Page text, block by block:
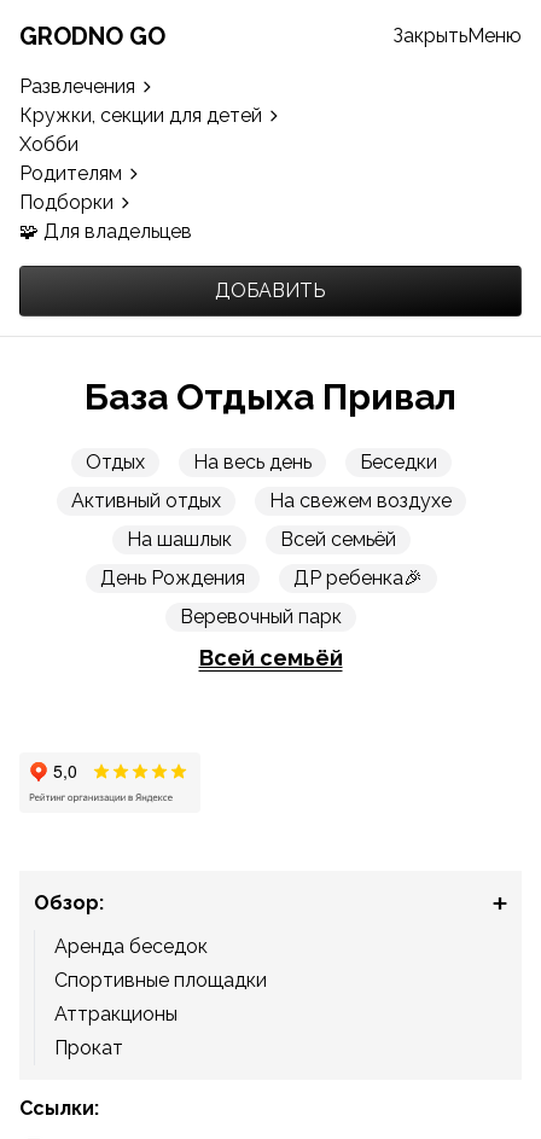
GRODNO GO
Развлечения
Кружки, секции для детей
Хобби
Родителям
Подборки
🧩 Для владельцев
ДОБАВИТЬ
ЗакрытьМеню
База Отдыха Привал
Отдых На весь день
Беседки
Активный отдых
На свежем воздухе
На шашлык
Всей семьёй
День Рождения
ДР ребенка🎉
Веревочный парк
Всей семьёй
Обзор:
Аренда беседок
Спортивные площадки
Аттракционы
Прокат
Ссылки: